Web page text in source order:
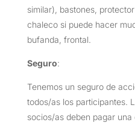
similar), bastones,
chaleco si puede hacer
bufanda, frontal.
Seguro:
Tenemos un seguro de
todos/as los participantes.
socios/as deben pagar